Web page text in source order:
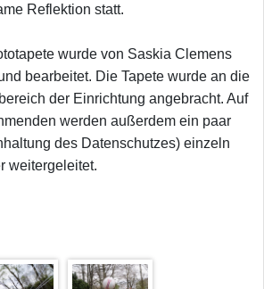
Reflektion statt.
wurde von Saskia Clemens
bearbeitet. Die Tapete wurde an die
der Einrichtung angebracht. Auf
werden außerdem ein paar
des Datenschutzes) einzeln
weitergeleitet.